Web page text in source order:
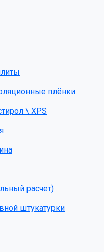
плёнки
\ XPS
расчет)
штукатурки